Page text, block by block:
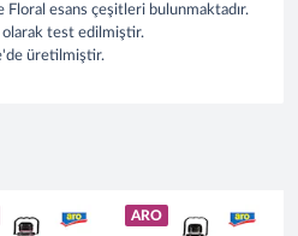
esans çeşitleri bulunmaktadır.
test edilmiştir.
üretilmiştir.
ARO